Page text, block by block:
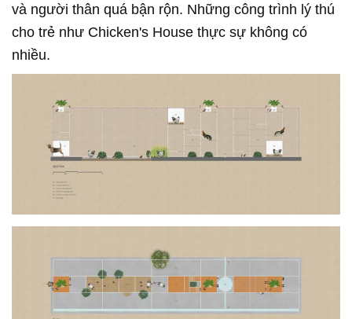
và người thân quá bận rộn. Những công trình lý thú
cho trẻ như Chicken's House thực sự không có
nhiều.